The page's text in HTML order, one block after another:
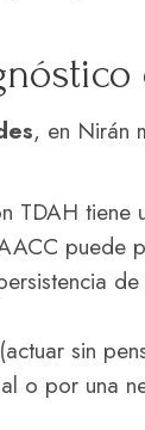
, en Nirán
TDAH tiene
puede
de
sin
o por una